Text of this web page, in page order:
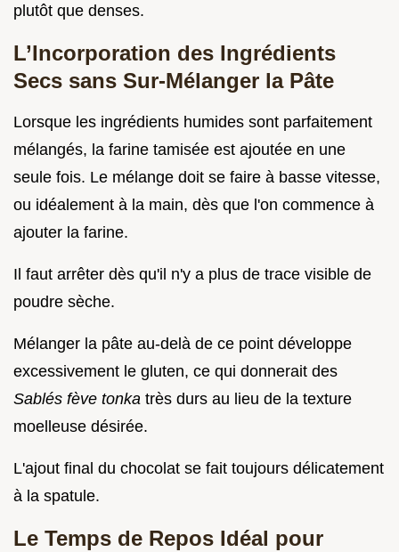
plutôt que denses.
L’Incorporation des Ingrédients
Secs sans Sur-Mélanger la Pâte
Lorsque les ingrédients humides sont parfaitement
mélangés, la farine tamisée est ajoutée en une
seule fois. Le mélange doit se faire à basse vitesse,
ou idéalement à la main, dès que l'on commence à
ajouter la farine.
Il faut arrêter dès qu'il n'y a plus de trace visible de
poudre sèche.
Mélanger la pâte au-delà de ce point développe
excessivement le gluten, ce qui donnerait des
Sablés fève tonka très durs au lieu de la texture
moelleuse désirée.
L'ajout final du chocolat se fait toujours délicatement
à la spatule.
Le Temps de Repos Idéal pour